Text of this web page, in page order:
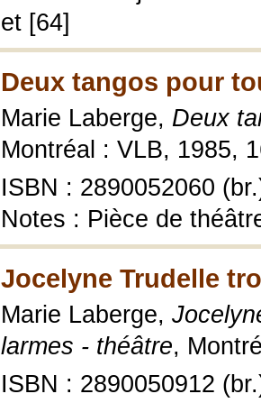
et [64]
Deux tangos pour
Marie Laberge, Deux
Montréal : VLB, 1985,
ISBN : 2890052060
Notes : Pièce de
Jocelyne Trudelle
Marie Laberge,
larmes - théâtre,
ISBN : 2890050912